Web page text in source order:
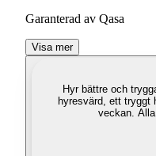
Garanterad av Qasa
Visa mer
Hyr bättre och
hyresvärd, ett tryggt
veckan.